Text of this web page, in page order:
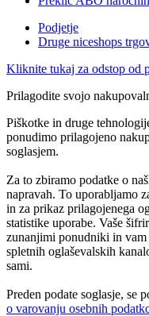
Podjetje
Druge niceshops
Kliknite tukaj za odstop od
Prilagodite svojo
Piškotke in druge
ponudimo prilagojeno
soglasjem.
Za to zbiramo podatke o
napravah. To uporabljamo
in za prikaz prilagojenega
statistike uporabe. Vaše
zunanjimi ponudniki in
spletnih oglaševalskih
sami.
Preden podate soglasje, se
o varovanju osebnih